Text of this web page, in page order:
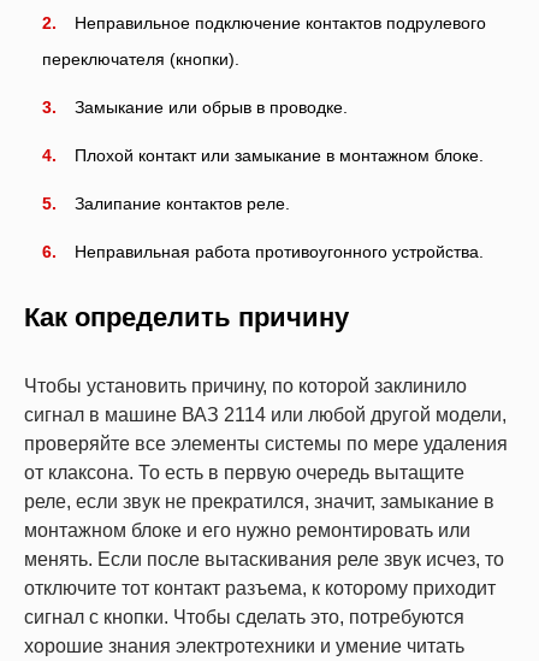
Неправильное подключение контактов подрулевого
переключателя (кнопки).
Замыкание или обрыв в проводке.
Плохой контакт или замыкание в монтажном блоке.
Залипание контактов реле.
Неправильная работа противоугонного устройства.
Как определить причину
Чтобы установить причину, по которой заклинило
сигнал в машине ВАЗ 2114 или любой другой модели,
проверяйте все элементы системы по мере удаления
от клаксона. То есть в первую очередь вытащите
реле, если звук не прекратился, значит, замыкание в
монтажном блоке и его нужно ремонтировать или
менять. Если после вытаскивания реле звук исчез, то
отключите тот контакт разъема, к которому приходит
сигнал с кнопки. Чтобы сделать это, потребуются
хорошие знания электротехники и умение читать